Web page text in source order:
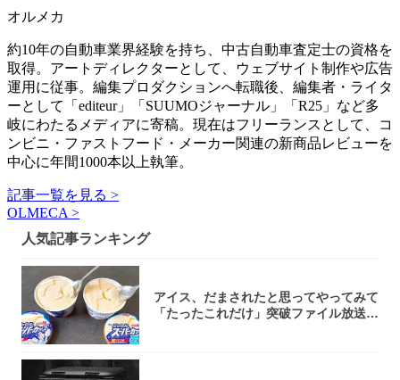
オルメカ
約10年の自動車業界経験を持ち、中古自動車査定士の資格を
取得。アートディレクターとして、ウェブサイト制作や広告
運用に従事。編集プロダクションへ転職後、編集者・ライタ
ーとして「editeur」「SUUMOジャーナル」「R25」など多
岐にわたるメディアに寄稿。現在はフリーランスとして、コ
ンビニ・ファストフード・メーカー関連の新商品レビューを
中心に年間1000本以上執筆。
記事一覧を見る >
OLMECA >
人気記事ランキング
アイス、だまされたと思ってやってみて
「たったこれだけ」突破ファイル放送で